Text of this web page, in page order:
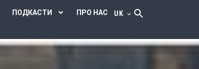
ПОДКАСТИ ПРО НАС UK